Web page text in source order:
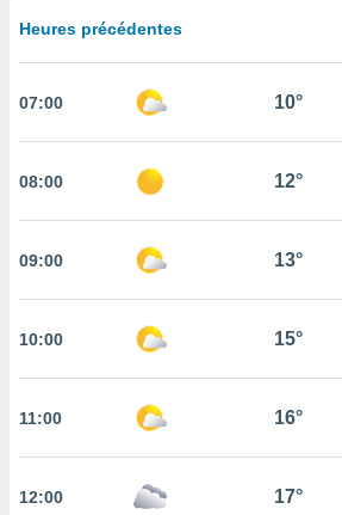
des
par le
de
des
CONTINUER
Heures précédentes
07:00 10°
08:00 12°
09:00 13°
10:00 15°
11:00 16°
12:00 17°